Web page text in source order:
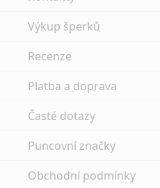
Výkup šperků
Recenze
Platba a doprava
Časté dotazy
Puncovní značky
Obchodní podmínky